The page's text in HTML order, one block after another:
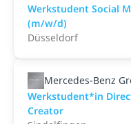
Werkstudent Social
(m/w/d)
Düsseldorf
Mercedes-Benz
Werkstudent*in
Creator